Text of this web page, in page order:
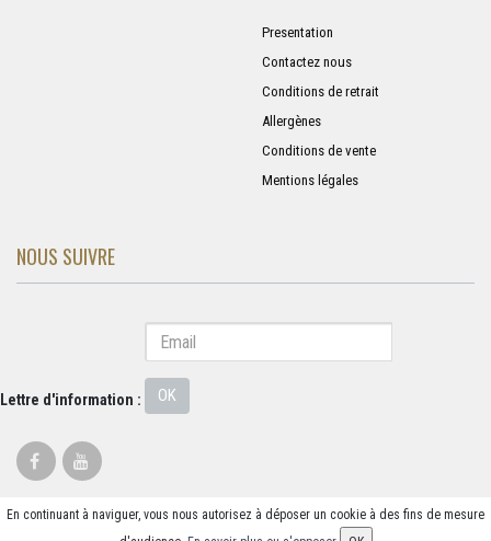
Presentation
Contactez nous
Conditions de retrait
Allergènes
Conditions de vente
Mentions légales
NOUS SUIVRE
Lettre d'information : OK
© 2026 - Logiciel SaasFood - Logiciel de gestion de commande sur internet et
En continuant à naviguer, vous nous autorisez à déposer un cookie à des fins de mesure